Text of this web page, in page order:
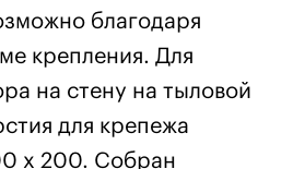
благодаря
крепления. Для
на стену на тыловой
для крепежа
x 200. Собран